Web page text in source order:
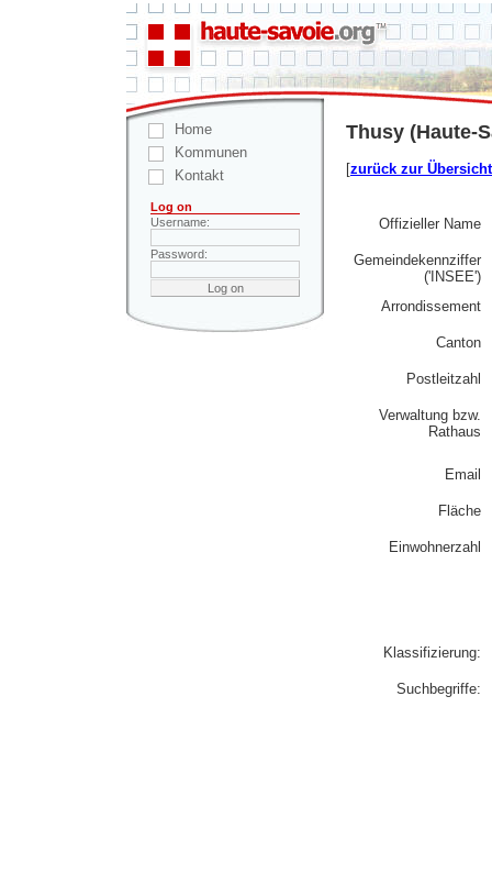
Home
Kommunen
Kontakt
Log on
Username:
Password:
Thusy (Haute-
[zurück zur Übersicht
Offizieller Name
Gemeindekennziffer
('INSEE')
Arrondissement
Canton
Postleitzahl
Verwaltung bzw.
Rathaus
Email
Fläche
Einwohnerzahl
Klassifizierung:
Suchbegriffe: